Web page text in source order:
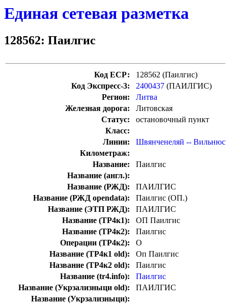
Единая сетевая разметка
128562: Паилгис
Код ЕСР:
128562 (Паилгис)
Код Экспресс-3:
2400437 (ПАИЛГИС)
Регион:
Литва
Железная дорога:
Литовская
Статус:
остановочный пункт
Класс:
Линии:
Швянченеляй -- Вильнюс
Километраж:
Название:
Паилгис
Название (англ.):
Название (РЖД):
ПАИЛГИС
Название (РЖД opendata):
Паилгис (ОП.)
Название (ЭТП РЖД):
ПАИЛГИС
Название (ТР4к1):
ОП Паилгис
Название (ТР4к2):
Паилгис
Операции (ТР4к2):
О
Название (ТР4к1 old):
Оп Паилгис
Название (ТР4к2 old):
Паилгис
Название (tr4.info):
Паилгис
Название (Укрзализныци old):
ПАИЛГИС
Название (Укрзализныци):